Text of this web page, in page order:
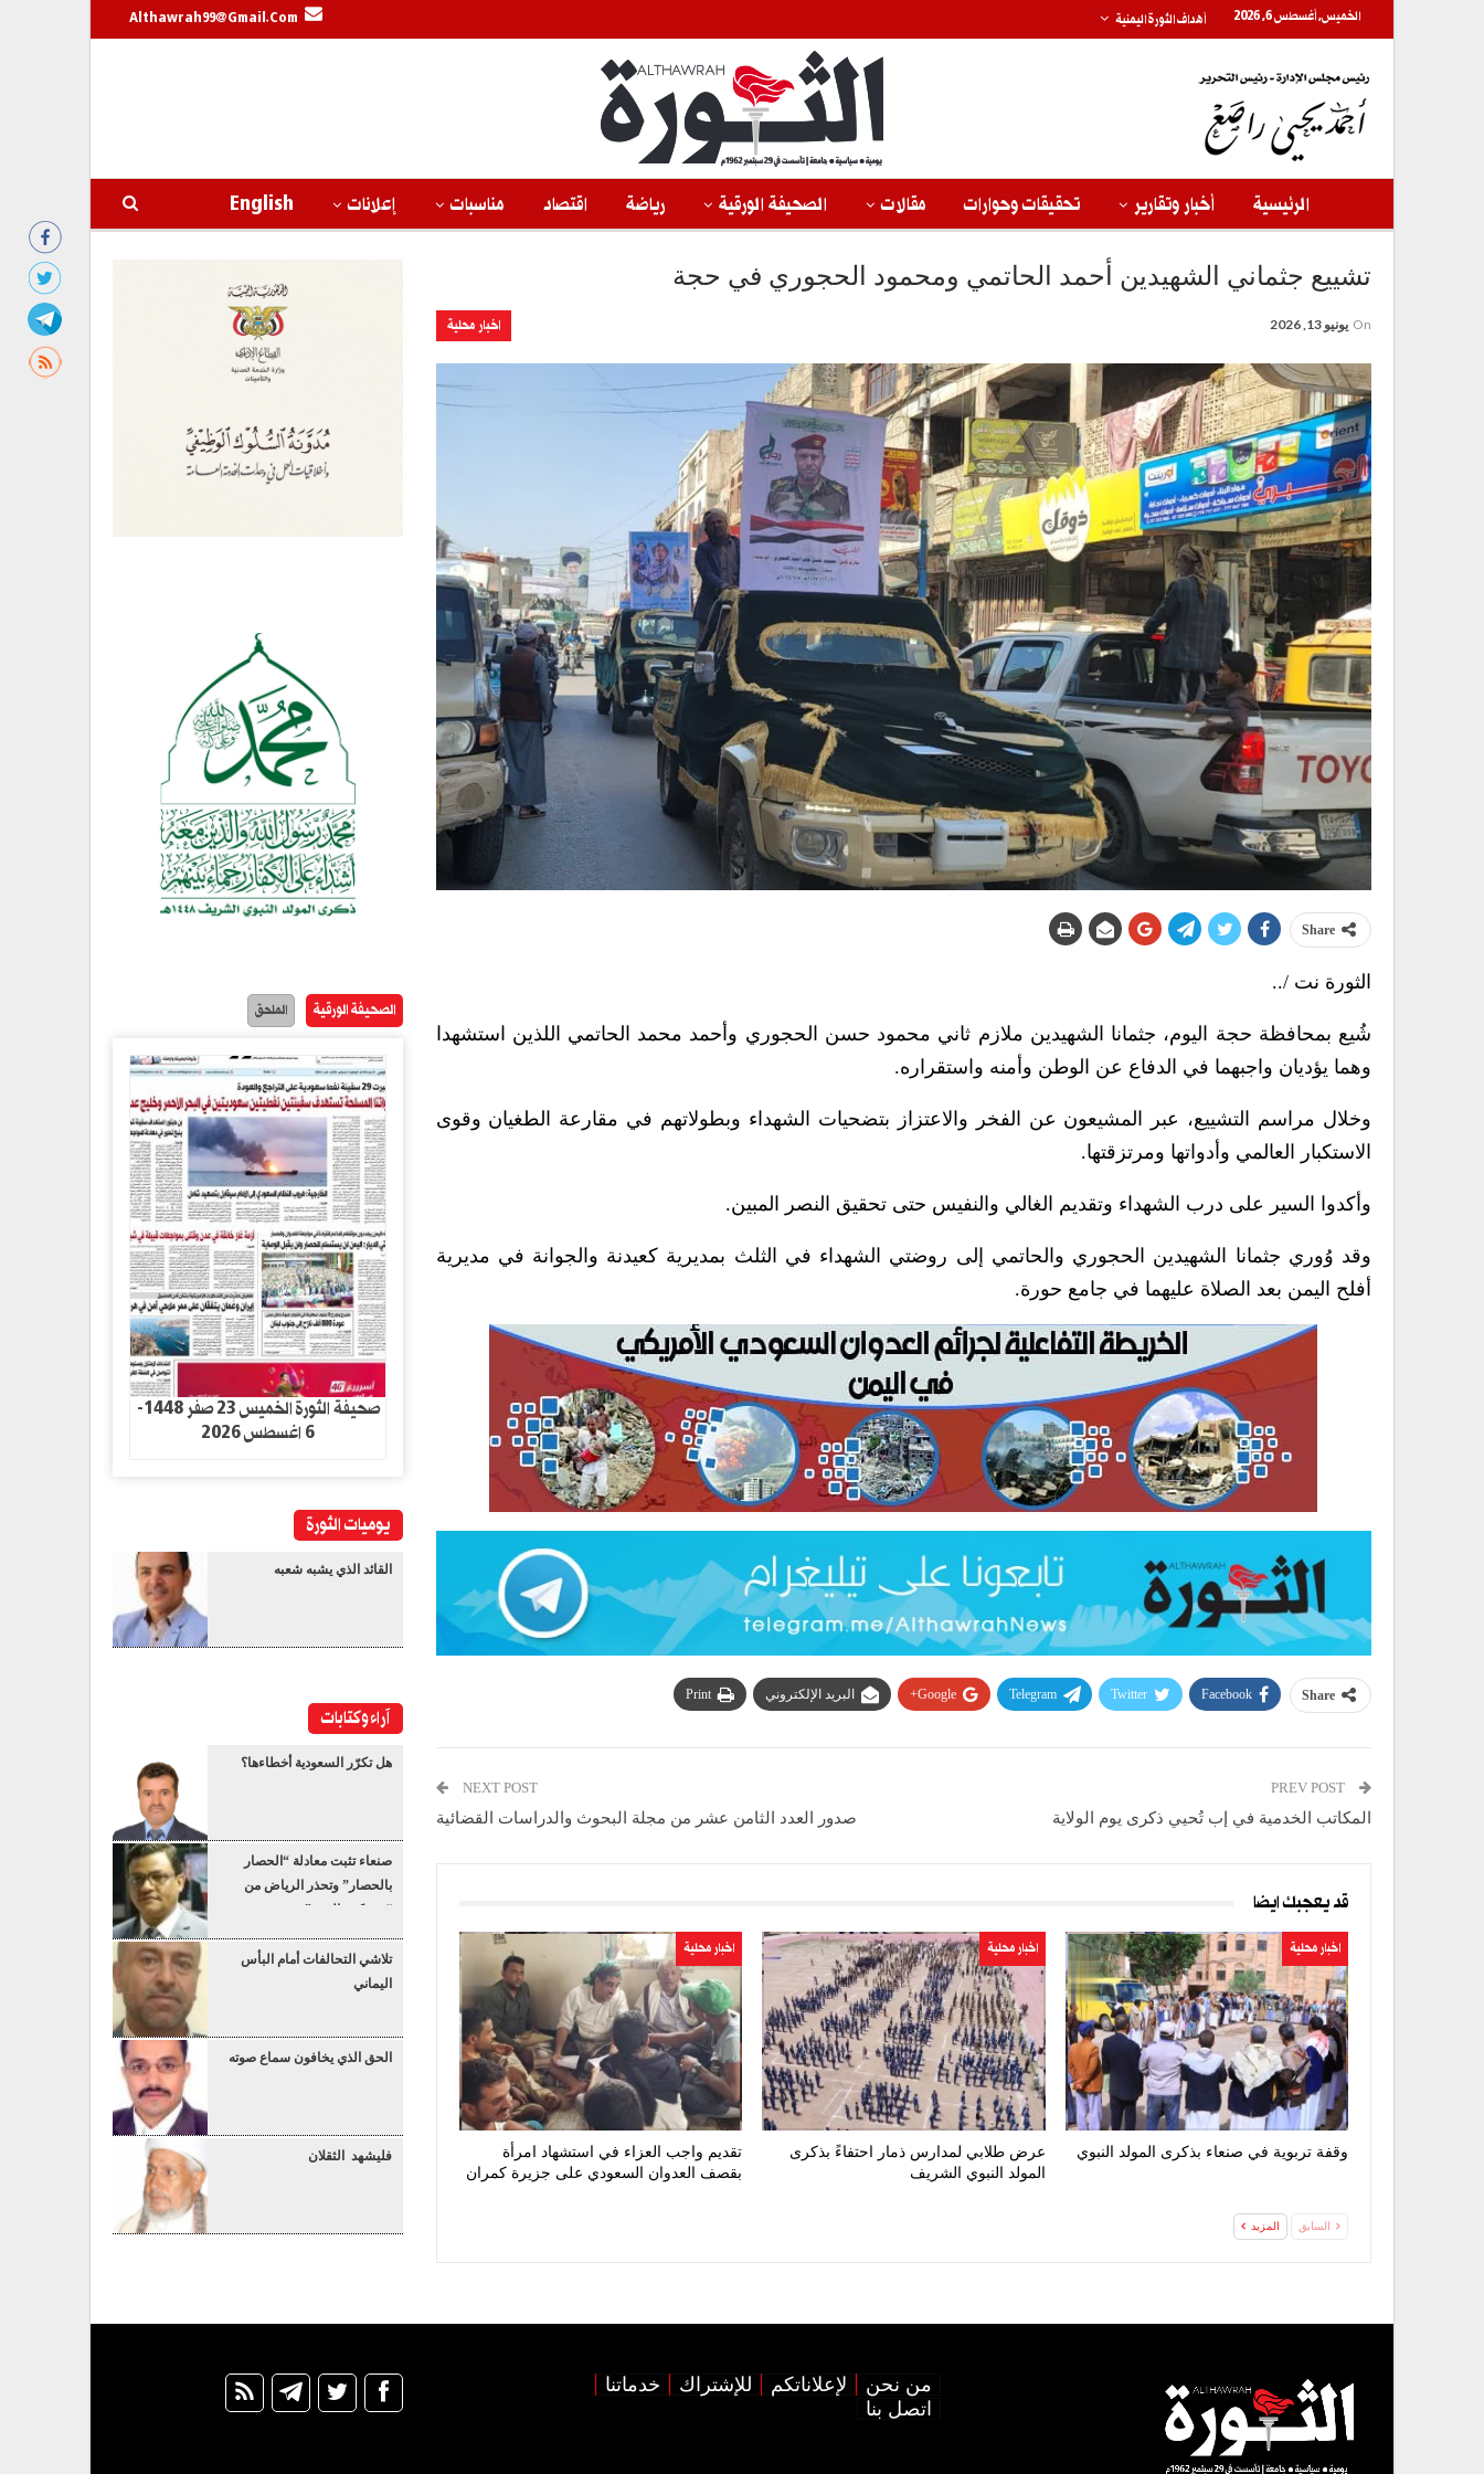
الخميس, أغسطس 6, 2026 أهداف الثورة اليمنية Althawrah99@gmail.com
الرئيسية أخبار وتقارير تحقيقات وحوارات مقالات الصحيفة الورقية رياضة اقتصاد مناسبات إعلانات English
تشييع جثماني الشهيدين أحمد الحاتمي ومحمود الحجوري في حجة
اخبار محلية On يونيو 13, 2026
Share
الثورة نت /..
شُيع بمحافظة حجة اليوم، جثمانا الشهيدين ملازم ثاني محمود حسن الحجوري وأحمد محمد الحاتمي اللذين استشهدا
وهما يؤديان واجبهما في الدفاع عن الوطن وأمنه واستقراره.
وخلال مراسم التشييع، عبر المشيعون عن الفخر والاعتزاز بتضحيات الشهداء وبطولاتهم في مقارعة الطغيان وقوى
الاستكبار العالمي وأدواتها ومرتزقتها.
وأكدوا السير على درب الشهداء وتقديم الغالي والنفيس حتى تحقيق النصر المبين.
وقد وُوري جثمانا الشهيدين الحجوري والحاتمي إلى روضتي الشهداء في الثلث بمديرية كعيدنة والجوانة في مديرية
أفلح اليمن بعد الصلاة عليهما في جامع حورة.
Share
Facebook
Twitter
Telegram
Google+ البريد الإلكتروني Print
المكاتب الخدمية في إب تُحيي ذكرى يوم الولاية
NEXT POST
صدور العدد الثامن عشر من مجلة البحوث والدراسات القضائية
قد يعجبك ايضا
اخبار محلية
وقفة تربوية في صنعاء بذكرى المولد النبوي
اخبار محلية
عرض طلابي لمدارس ذمار احتفاءً بذكرى
المولد النبوي الشريف
اخبار محلية
تقديم واجب العزاء في استشهاد امرأة
بقصف العدوان السعودي على جزيرة كمران
السابق المزيد
الصحيفة الورقية الملحق
صحيفة الثورة الخميس 23 صفر 1448-
6 اغسطس 2026
يوميات الثورة
القائد الذي يشبه شعبه
آراء وكتابات
هل تكرّر السعودية أخطاءها؟
صنعاء تثبت معادلة “الحصار
بالحصار” وتحذر الرياض من
“عسكرة البحر”
تلاشي التحالفات أمام البأس
اليماني
الحق الذي يخافون سماع صوته
فليشهد الثقلان
من نحن لإعلاناتكم للإشتراك
خدماتنا
اتصل بنا